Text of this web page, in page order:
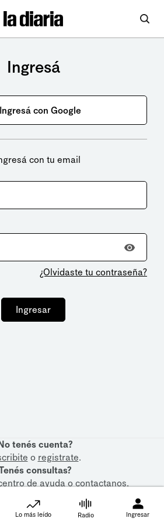
Ingresá
Ingresá con Google
con tu email
¿Olvidaste tu contraseña?
Ingresar
tenés cuenta?
o registrate.
consultas?
de ayudaocontactanos.
Lo más leído Radio Ingresar